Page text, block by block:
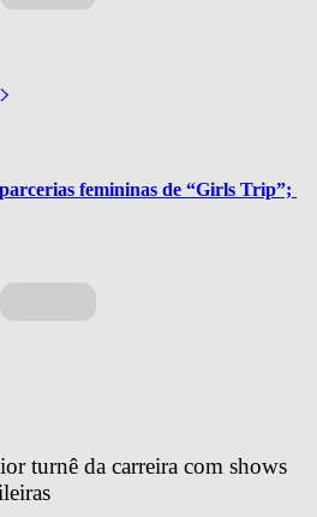
femininas de “Girls Trip”;
turnê da carreira com shows